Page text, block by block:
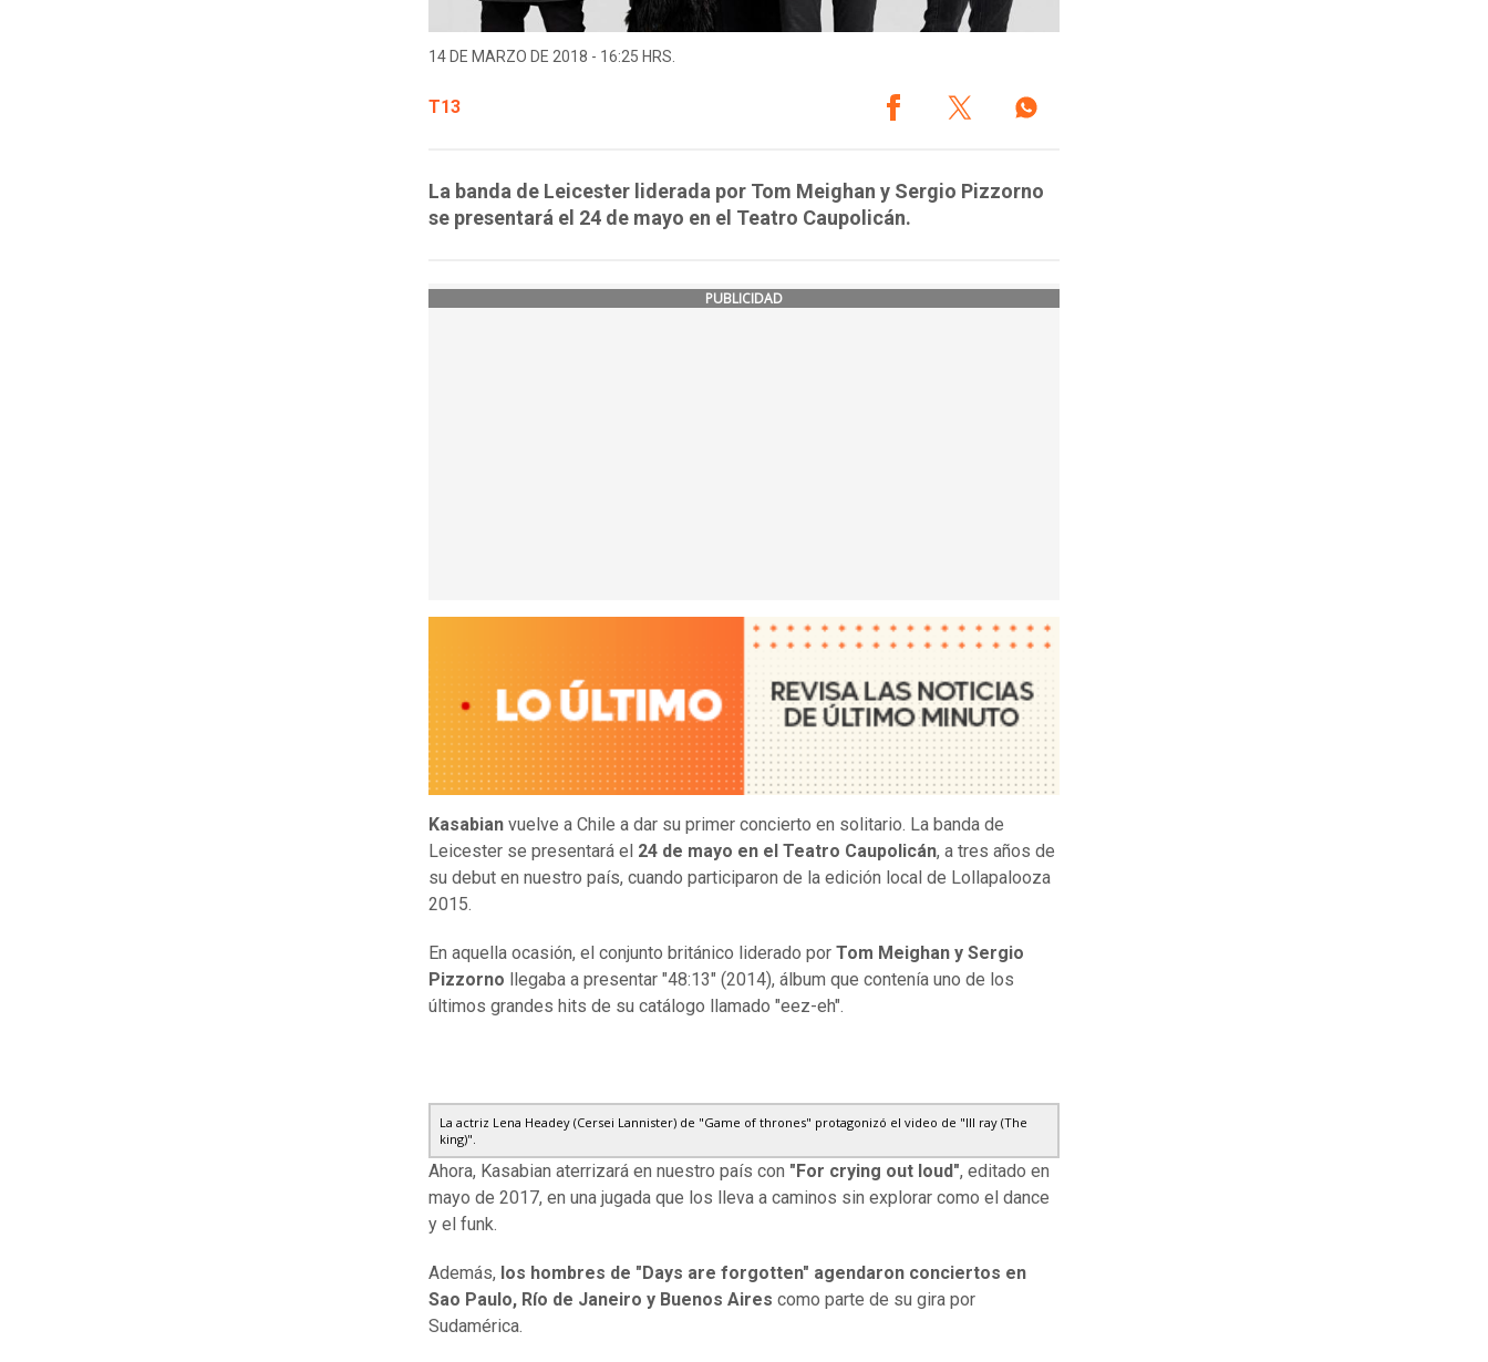
14 DE MARZO DE 2018 - 16:25 HRS.
T13
La banda de Leicester liderada por Tom Meighan y Sergio Pizzorno
se presentará el 24 de mayo en el Teatro Caupolicán.
PUBLICIDAD
Kasabian vuelve a Chile a dar su primer concierto en solitario. La banda de
Leicester se presentará el 24 de mayo en el Teatro Caupolicán, a tres años de
su debut en nuestro país, cuando participaron de la edición local de Lollapalooza
2015.
En aquella ocasión, el conjunto británico liderado por Tom Meighan y Sergio
Pizzorno llegaba a presentar "48:13" (2014), álbum que contenía uno de los
últimos grandes hits de su catálogo llamado "eez-eh".
La actriz Lena Headey (Cersei Lannister) de "Game of thrones" protagonizó el video de "Ill ray (The
king)".
Ahora, Kasabian aterrizará en nuestro país con "For crying out loud", editado en
mayo de 2017, en una jugada que los lleva a caminos sin explorar como el dance
y el funk.
Además, los hombres de "Days are forgotten" agendaron conciertos en
Sao Paulo, Río de Janeiro y Buenos Aires como parte de su gira por
Sudamérica.